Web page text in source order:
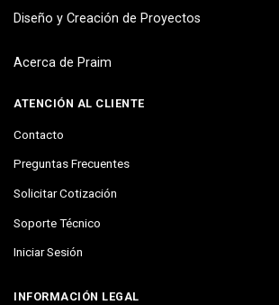
Diseño y Creación de Proyectos
Acerca de Praim
ATENCIÓN AL CLIENTE
Contacto
Preguntas Frecuentes
Solicitar Cotización
Soporte Técnico
Iniciar Sesión
INFORMACIÓN LEGAL